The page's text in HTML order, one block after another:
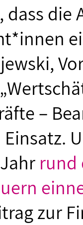
dass
–
rund
zur